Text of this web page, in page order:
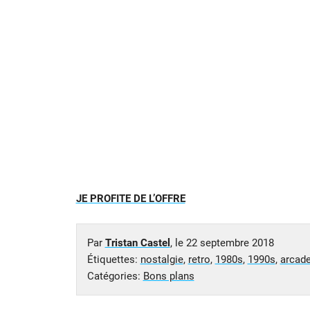
JE PROFITE DE L’OFFRE
Par Tristan Castel , le 22 septembre 2018
Étiquettes: nostalgie, retro, 1980s, 1990s,
Catégories: Bons plans